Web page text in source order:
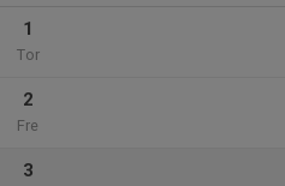
1
Tor
2
Fre
3